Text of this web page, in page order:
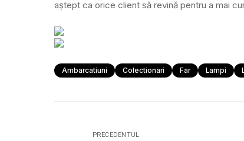
aștept ca orice client să revină pentru a mai
Ambarcatiuni Colectionari Far Lampi
PRECEDENTUL